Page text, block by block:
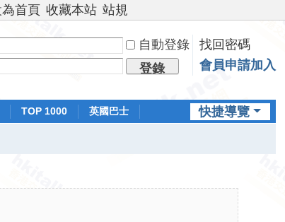
首頁 收藏本站 站規
自動登錄
找回密碼
登錄 會員申請加入
快捷導覽
TOP 1000
英國巴士